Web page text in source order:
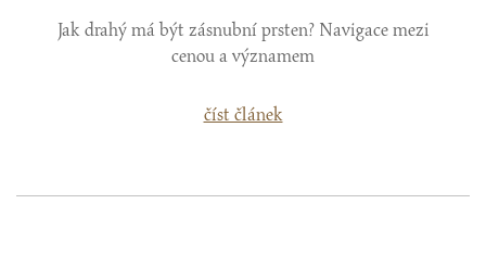
Jak drahý má být zásnubní prsten? Navigace mezi
cenou a významem
číst článek